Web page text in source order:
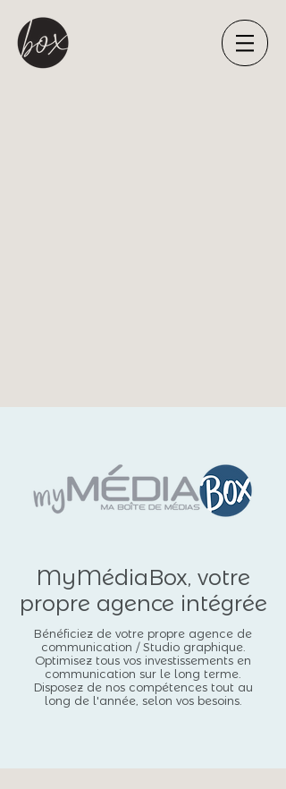
MyMédiaBox, votre
propre agence intégrée
Bénéficiez de votre propre agence de
communication / Studio graphique.
Optimisez tous vos investissements en
communication sur le long terme.
Disposez de nos compétences tout au
long de l'année, selon vos besoins.